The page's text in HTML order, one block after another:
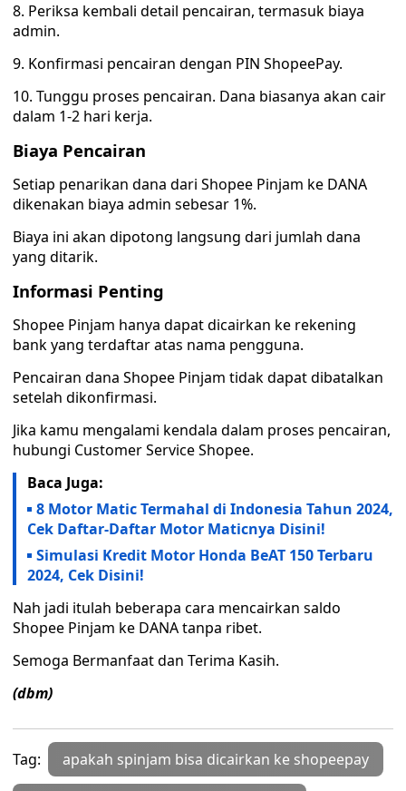
8. Periksa kembali detail pencairan, termasuk biaya
admin.
9. Konfirmasi pencairan dengan PIN ShopeePay.
10. Tunggu proses pencairan. Dana biasanya akan cair
dalam 1-2 hari kerja.
Biaya Pencairan
Setiap penarikan dana dari Shopee Pinjam ke DANA
dikenakan biaya admin sebesar 1%.
Biaya ini akan dipotong langsung dari jumlah dana
yang ditarik.
Informasi Penting
Shopee Pinjam hanya dapat dicairkan ke rekening
bank yang terdaftar atas nama pengguna.
Pencairan dana Shopee Pinjam tidak dapat dibatalkan
setelah dikonfirmasi.
Jika kamu mengalami kendala dalam proses pencairan,
hubungi Customer Service Shopee.
Baca Juga:
8 Motor Matic Termahal di Indonesia Tahun 2024,
Cek Daftar-Daftar Motor Maticnya Disini!
Simulasi Kredit Motor Honda BeAT 150 Terbaru
2024, Cek Disini!
Nah jadi itulah beberapa cara mencairkan saldo
Shopee Pinjam ke DANA tanpa ribet.
Semoga Bermanfaat dan Terima Kasih.
(dbm)
Tag: apakah spinjam bisa dicairkan ke shopeepay